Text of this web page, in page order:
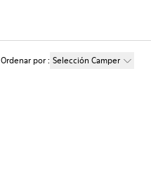
Ordenar por: Selección Camper